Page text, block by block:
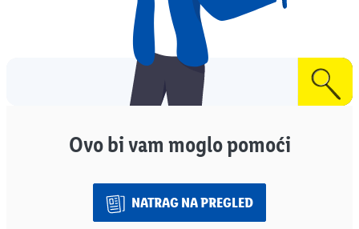
Ovo bi vam moglo pomoći
NATRAG NA PREGLED